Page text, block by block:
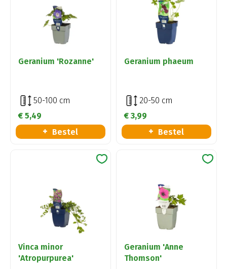
Geranium 'Rozanne'
50-100 cm
€ 5,49
Bestel
Geranium phaeum
20-50 cm
€ 3,99
Bestel
Vinca minor
'Atropurpurea'
Geranium 'Anne
Thomson'